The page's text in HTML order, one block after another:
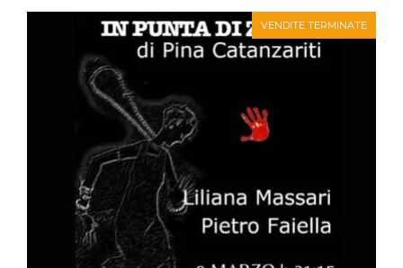
VENDITE TERMINATE